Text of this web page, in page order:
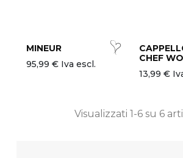
MINEUR
95,99 € Iva escl.
CHEF
13,99 €
Visualizzati 1-6 su 6